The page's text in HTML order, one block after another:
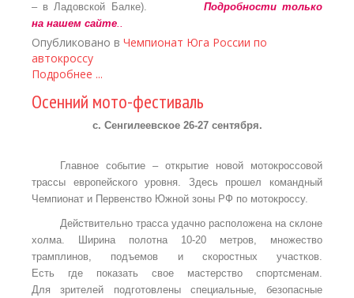
– в Ладовской Балке).
Подробности только
на нашем сайте..
Опубликовано в Чемпионат Юга России по
автокроссу
Подробнее ...
Осенний мото-фестиваль
с. Сенгилеевское 26-27 сентября.
Главное событие – открытие новой мотокроссовой
трассы европейского уровня. Здесь прошел командный
Чемпионат и Первенство Южной зоны РФ по мотокроссу.
Действительно трасса удачно расположена на склоне
холма. Ширина полотна 10-20 метров, множество
трамплинов, подъемов и скоростных участков.
Есть где показать свое мастерство спортсменам.
Для зрителей подготовлены специальные, безопасные